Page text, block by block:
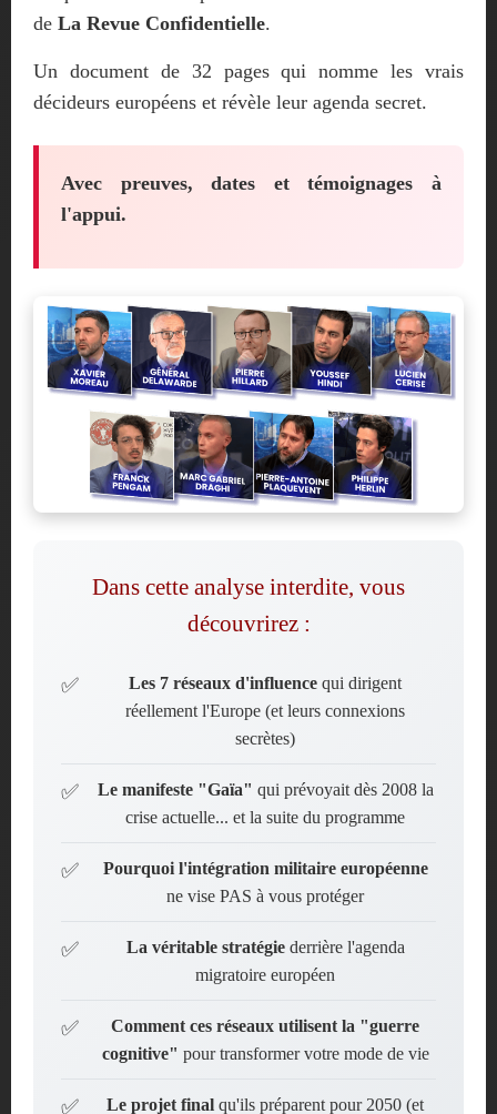
de La Revue Confidentielle.
Un document de 32 pages qui nomme les vrais
décideurs européens et révèle leur agenda secret.
Avec preuves, dates et témoignages à
l'appui.
Dans cette analyse interdite, vous
découvrirez :
Les 7 réseaux d'influence qui dirigent
réellement l'Europe (et leurs connexions
secrètes)
Le manifeste "Gaïa" qui prévoyait dès 2008 la
crise actuelle... et la suite du programme
Pourquoi l'intégration militaire européenne
ne vise PAS à vous protéger
La véritable stratégiederrière l'agenda
migratoire européen
Comment ces réseaux utilisent la "guerre
cognitive" pour transformer votre mode de vie
Le projet final qu'ils préparent pour 2050 (et